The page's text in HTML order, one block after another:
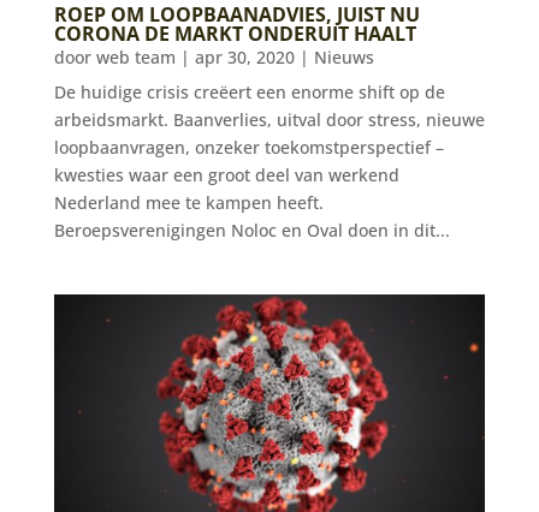
ROEP OM LOOPBAANADVIES, JUIST NU
CORONA DE MARKT ONDERUIT HAALT
door web team | apr 30, 2020| Nieuws
De huidige crisis creëert een enorme shift op de
arbeidsmarkt. Baanverlies, uitval door stress, nieuwe
loopbaanvragen, onzeker toekomstperspectief –
kwesties waar een groot deel van werkend
Nederland mee te kampen heeft.
Beroepsverenigingen Noloc en Oval doen in dit...